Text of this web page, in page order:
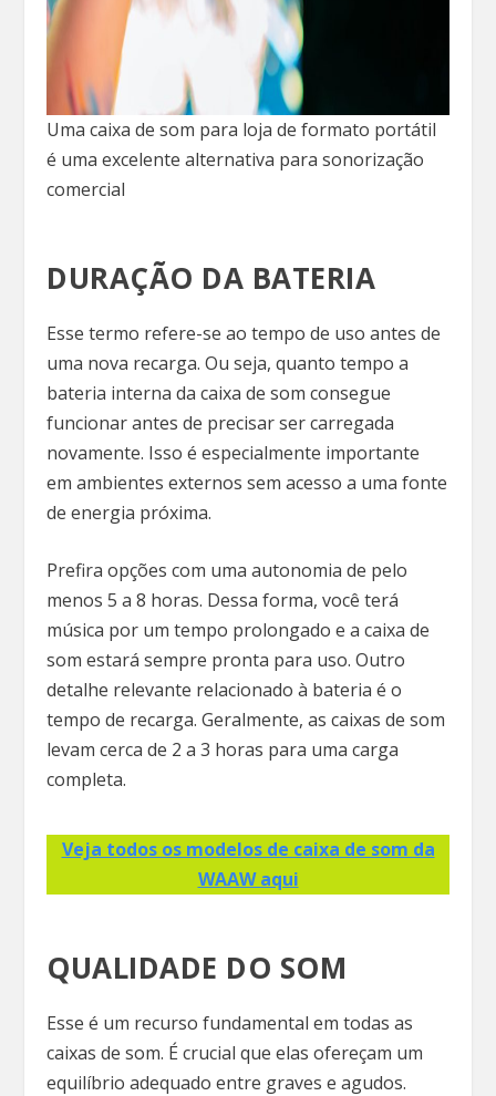
Uma caixa de som para loja de formato portátil
é uma excelente alternativa para sonorização
comercial
DURAÇÃO DA BATERIA
Esse termo refere-se ao tempo de uso antes de
uma nova recarga. Ou seja, quanto tempo a
bateria interna da caixa de som consegue
funcionar antes de precisar ser carregada
novamente. Isso é especialmente importante
em ambientes externos sem acesso a uma fonte
de energia próxima.
Prefira opções com uma autonomia de pelo
menos 5 a 8 horas. Dessa forma, você terá
música por um tempo prolongado e a caixa de
som estará sempre pronta para uso. Outro
detalhe relevante relacionado à bateria é o
tempo de recarga. Geralmente, as caixas de som
levam cerca de 2 a 3 horas para uma carga
completa.
Veja todos os modelos de caixa de som da
WAAW aqui
QUALIDADE DO SOM
Esse é um recurso fundamental em todas as
caixas de som. É crucial que elas ofereçam um
equilíbrio adequado entre graves e agudos.